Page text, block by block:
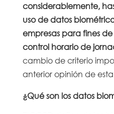
considerablemente,
uso de datos
empresas para fines
control horario de
cambio de criterio
anterior opinión de
¿Qué son los datos